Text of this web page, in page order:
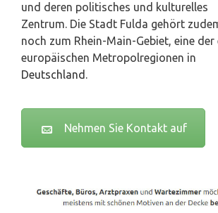
und deren politisches und kulturelles
Zentrum. Die Stadt Fulda gehört
noch zum Rhein-Main-Gebiet, eine der
europäischen Metropolregionen in
Deutschland .
Nehmen Sie Kontakt auf